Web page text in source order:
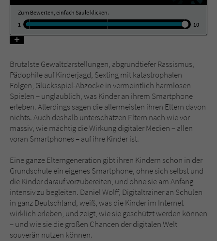
Zum Bewerten, einfach Säule klicken.
1
10
Brutalste Gewaltdarstellungen, abgrundtiefer Rassismus,
Pädophile auf Kinderjagd, Sexting mit katastrophalen
Folgen, Glücksspiel-Abzocke in vermeintlich harmlosen
Spielen – unglaublich, was Kinder an ihrem Smartphone
erleben. Allerdings sagen die allermeisten ihren Eltern davon
nichts. Auch deshalb unterschätzen Eltern nach wie vor
massiv, wie mächtig die Wirkung digitaler Medien – allen
voran Smartphones – auf ihre Kinder ist.
Eine ganze Elterngeneration gibt ihren Kindern schon in der
Grundschule ein eigenes Smartphone, ohne sich selbst und
die Kinder darauf vorzubereiten, und ohne sie am Anfang
intensiv zu begleiten. Daniel Wolff, Digitaltrainer an Schulen
in ganz Deutschland, weiß, was die Kinder im Internet
wirklich erleben, und zeigt, wie sie geschützt werden können
– und wie sie die großen Chancen der digitalen Welt
souverän nutzen können.
Name tx_pwcomments_ahash
Anbieter
Laufzeit 1 Jahr
Zweck Cookie für Kommentare einzelner Buchtitel
Name fe_typo_user
Anbieter Literatur-Couch Medien GmbH & Co. KG
Laufzeit Session
Zweck
Dieses Cookie gewährleistet die
Kommunikation der Webseite mit dem
Benutzer. Es wird benötigt um z. B. den
Sicherheitscode des Kontaktformulars zu
überprüfen.